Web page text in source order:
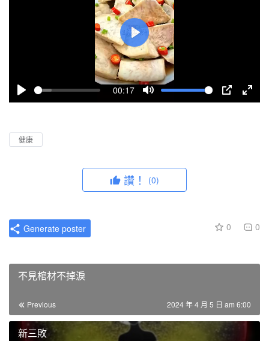
P
a
00:17
M
P
E
l
c
e
P
l
a
健康
讚！ (0)
0 0
Generate poster
不見棺材不掉淚
Previous 2024 年 4 月 5 日 am 6:00
新三敗